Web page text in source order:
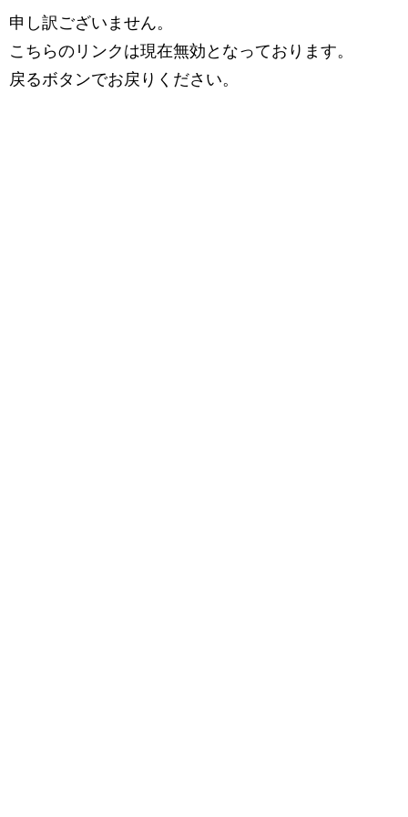
申し訳ございません。
こちらのリンクは現在無効となっております。
戻るボタンでお戻りください。